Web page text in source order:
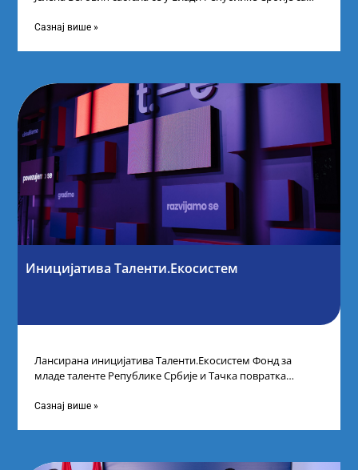
Сазнај више »
Иницијатива Таленти.Екосистем
Лансирана иницијатива Таленти.Екосистем Фонд за
младе таленте Републике Србије и Тачка повратка
догађају су се
Сазнај више »